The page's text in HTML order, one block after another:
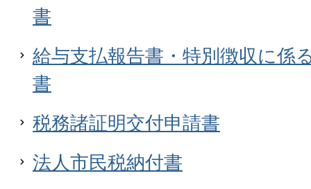
書
給与支払報告書・特別徴収に係
書
税務諸証明交付申請書
法人市民税納付書